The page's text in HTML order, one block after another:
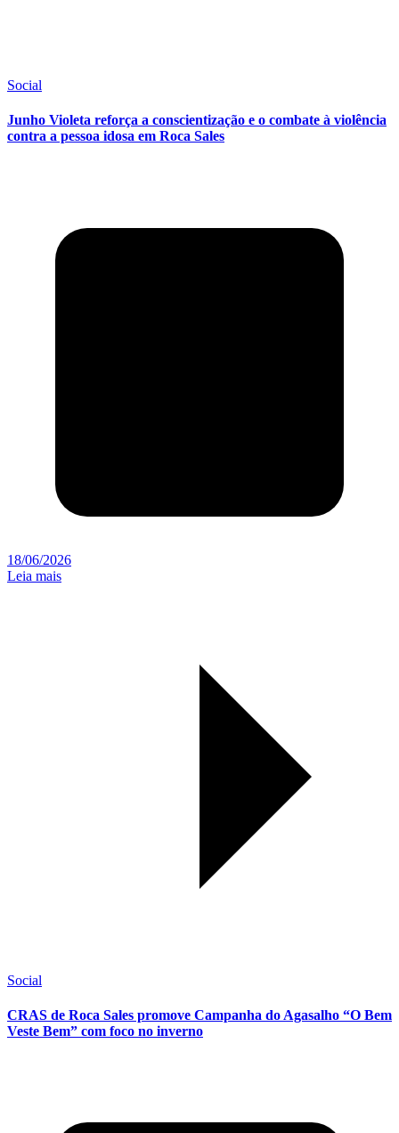
Social
Junho Violeta reforça a conscientização e o combate à violência
contra a pessoa idosa em Roca Sales
18/06/2026
Leia mais
Social
CRAS de Roca Sales promove Campanha do Agasalho “O Bem
Veste Bem” com foco no inverno